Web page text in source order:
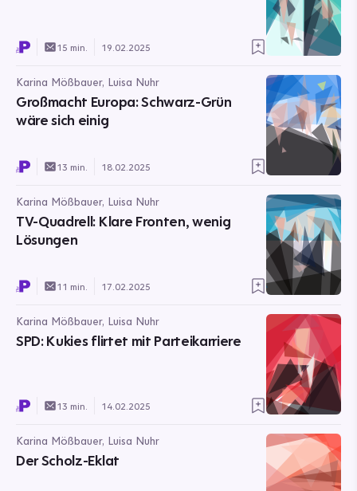
15 min. 19.02.2025
Karina Mößbauer, Luisa Nuhr
Großmacht Europa: Schwarz-Grün
wäre sich einig
13 min. 18.02.2025
Karina Mößbauer, Luisa Nuhr
TV-Quadrell: Klare Fronten, wenig
Lösungen
11 min. 17.02.2025
Karina Mößbauer, Luisa Nuhr
SPD: Kukies flirtet mit Parteikarriere
13 min. 14.02.2025
Karina Mößbauer, Luisa Nuhr
Der Scholz-Eklat